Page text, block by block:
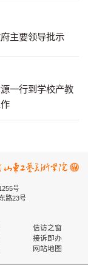
主要领导批示
一行到学校产教
号
路23号
信访之窗
接诉即办
网站地图